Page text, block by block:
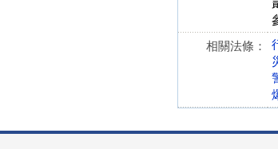
相關法條：